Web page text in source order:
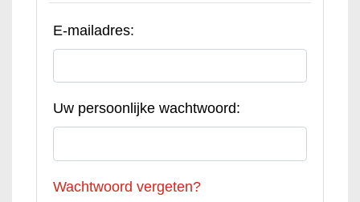
E-mailadres:
Uw persoonlijke wachtwoord:
Wachtwoord vergeten?